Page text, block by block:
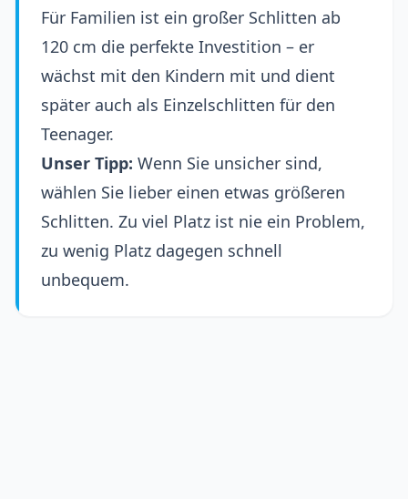
Für Familien ist ein großer Schlitten ab
120 cm die perfekte Investition – er
wächst mit den Kindern mit und dient
später auch als Einzelschlitten für den
Teenager.
Unser Tipp: Wenn Sie unsicher sind,
wählen Sie lieber einen etwas größeren
Schlitten. Zu viel Platz ist nie ein Problem,
zu wenig Platz dagegen schnell
unbequem.